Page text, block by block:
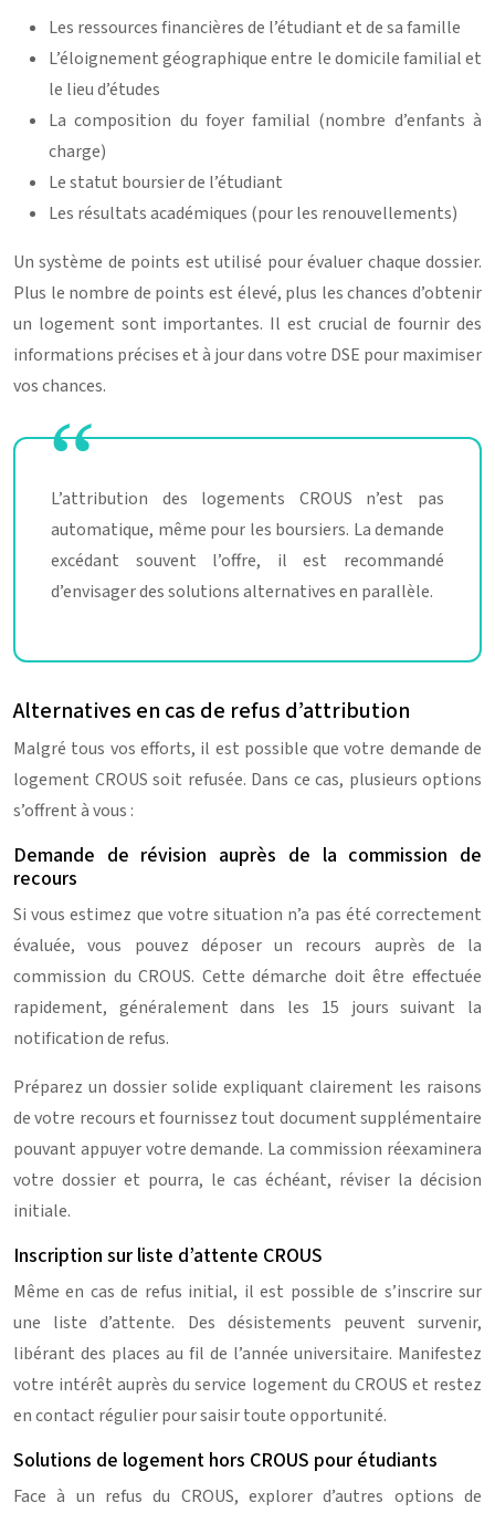
Les ressources financières de l’étudiant et de sa famille
L’éloignement géographique entre le domicile familial et
le lieu d’études
La composition du foyer familial (nombre d’enfants à
charge)
Le statut boursier de l’étudiant
Les résultats académiques (pour les renouvellements)
Un système de points est utilisé pour évaluer chaque dossier.
Plus le nombre de points est élevé, plus les chances d’obtenir
un logement sont importantes. Il est crucial de fournir des
informations précises et à jour dans votre DSE pour maximiser
vos chances.
L’attribution des logements CROUS n’est pas
automatique, même pour les boursiers. La demande
excédant souvent l’offre, il est recommandé
d’envisager des solutions alternatives en parallèle.
Alternatives en cas de refus d’attribution
Malgré tous vos efforts, il est possible que votre demande de
logement CROUS soit refusée. Dans ce cas, plusieurs options
s’offrent à vous :
Demande de révision auprès de la commission de
recours
Si vous estimez que votre situation n’a pas été correctement
évaluée, vous pouvez déposer un recours auprès de la
commission du CROUS. Cette démarche doit être effectuée
rapidement, généralement dans les 15 jours suivant la
notification de refus.
Préparez un dossier solide expliquant clairement les raisons
de votre recours et fournissez tout document supplémentaire
pouvant appuyer votre demande. La commission réexaminera
votre dossier et pourra, le cas échéant, réviser la décision
initiale.
Inscription sur liste d’attente CROUS
Même en cas de refus initial, il est possible de s’inscrire sur
une liste d’attente. Des désistements peuvent survenir,
libérant des places au fil de l’année universitaire. Manifestez
votre intérêt auprès du service logement du CROUS et restez
en contact régulier pour saisir toute opportunité.
Solutions de logement hors CROUS pour étudiants
Face à un refus du CROUS, explorer d’autres options de